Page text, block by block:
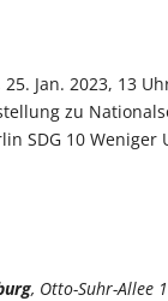
Jan. 2023, 13
zu
SDG 10 Weniger
, Otto-Suhr-Allee